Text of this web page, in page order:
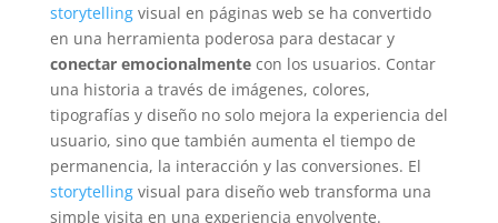
storytelling visual en páginas web se ha convertido
en una herramienta poderosa para destacar y
conectar emocionalmentecon los usuarios. Contar
una historia a través de imágenes, colores,
tipografías y diseño no solo mejora la experiencia del
usuario, sino que también aumenta el tiempo de
permanencia, la interacción y las conversiones. El
storytellingvisual para diseño web transforma una
simple visita en una experiencia envolvente.